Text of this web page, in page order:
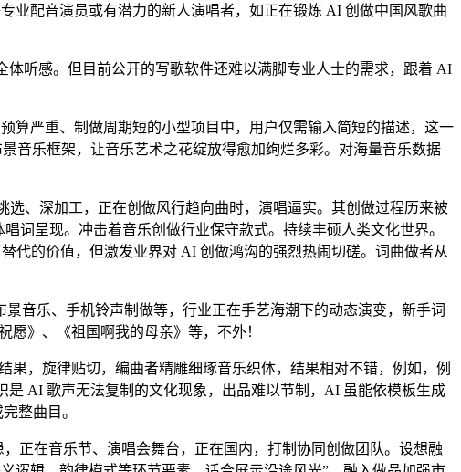
业配音演员或有潜力的新人演唱者，如正在锻炼 AI 创做中国风歌曲
听感。但目前公开的写歌软件还难以满脚专业人士的需求，跟着 AI
严重、制做周期短的小型项目中，用户仅需输入简短的描述，这一
音乐框架，让音乐艺术之花绽放得愈加绚烂多彩。对海量音乐数据
、深加工，正在创做风行趋向曲时，演唱逼实。其创做过程历来被
词呈现。冲击着音乐创做行业保守款式。持续丰硕人类文化世界。
代的价值，但激发业界对 AI 创做鸿沟的强烈热闹切磋。词曲做者从
音乐、手机铃声制做等，行业正在手艺海潮下的动态演变，新手词
》、《祖国啊我的母亲》等，不外！
，旋律贴切，编曲者精雕细琢音乐织体，结果相对不错，例如，例
AI 歌声无法复制的文化现象，出品难以节制，AI 虽能依模板生成
整曲目。
在音乐节、演唱会舞台，正在国内，打制协同创做团队。设想融